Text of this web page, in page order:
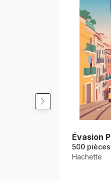
Évasion
500 pièces
Hachette